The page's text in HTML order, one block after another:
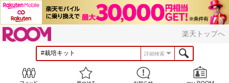
楽天トップへ
詳細検索
見つける お知らせ